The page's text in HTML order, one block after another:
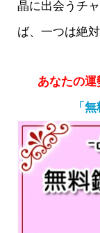
晶に出会うチ
ば、一つは絶
あなたの運
「